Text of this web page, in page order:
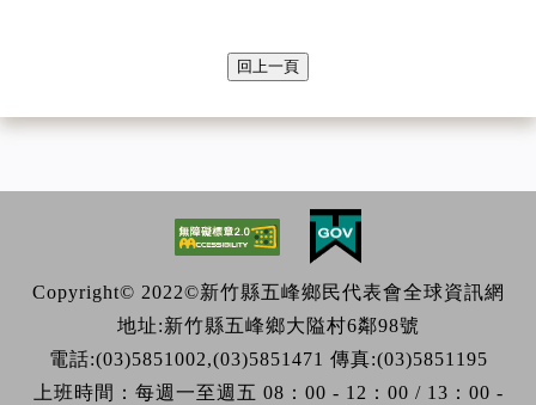
回上一頁
Copyright© 2022©新竹縣五峰鄉民代表會全球資訊網
地址:新竹縣五峰鄉大隘村6鄰98號
電話:(03)5851002,(03)5851471 傳真:(03)5851195
上班時間：每週一至週五 08：00 - 12：00 / 13：00 -